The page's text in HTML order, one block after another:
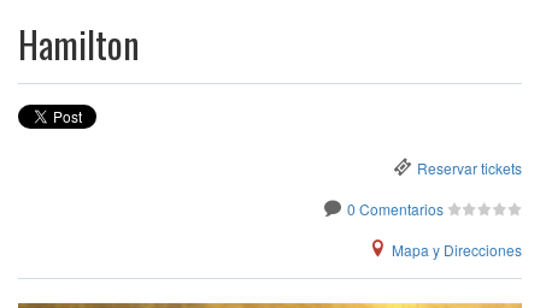
Hamilton
Reservar tickets
0 Comentarios
Mapa y Direcciones